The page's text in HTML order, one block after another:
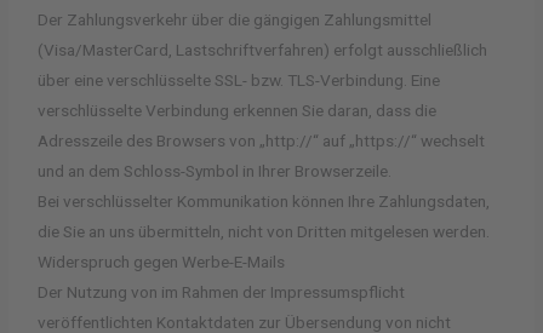
Der Zahlungsverkehr über die gängigen Zahlungsmittel
(Visa/MasterCard, Lastschriftverfahren) erfolgt ausschließlich
über eine verschlüsselte SSL- bzw. TLS-Verbindung. Eine
verschlüsselte Verbindung erkennen Sie daran, dass die
Adresszeile des Browsers von „http://“ auf „https://“ wechselt
und an dem Schloss-Symbol in Ihrer Browserzeile.
Bei verschlüsselter Kommunikation können Ihre Zahlungsdaten,
die Sie an uns übermitteln, nicht von Dritten mitgelesen werden.
Widerspruch gegen Werbe-E-Mails
Der Nutzung von im Rahmen der Impressumspflicht
veröffentlichten Kontaktdaten zur Übersendung von nicht